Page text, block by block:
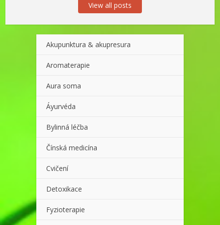
View all posts
Akupunktura & akupresura
Aromaterapie
Aura soma
Áyurvéda
Bylinná léčba
Čínská medicína
Cvičení
Detoxikace
Fyzioterapie